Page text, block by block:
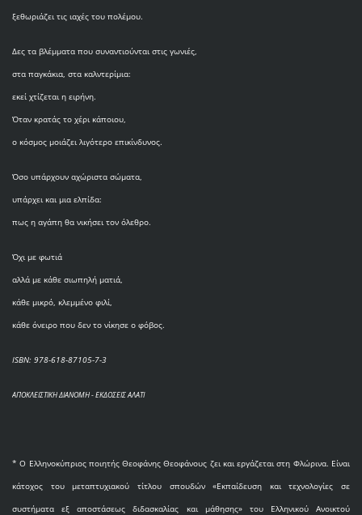
ξεθωριάζει τις ιαχές του πολέμου.
Δες τα βλέμματα που συναντιούνται στις γωνιές,
στα παγκάκια, στα καλντερίμια:
εκεί χτίζεται η ειρήνη.
Όταν κρατάς το χέρι κάποιου,
ο κόσμος μοιάζει λιγότερο επικίνδυνος.
Όσο υπάρχουν αχώριστα σώματα,
υπάρχει και μια ελπίδα:
πως η αγάπη θα νικήσει τον όλεθρο.
Όχι με φωτιά
αλλά με κάθε σιωπηλή ματιά,
κάθε μικρό, κλεμμένο φιλί,
κάθε όνειρο που δεν το νίκησε ο φόβος.
ISBN: 978-618-87105-7-3
ΑΠΟΚΛΕΙΣΤΙΚΗ ΔΙΑΝΟΜΗ - ΕΚΔΟΣΕΙΣ ΑΛΑΤΙ
* O Eλληνοκύπριος ποιητής Θεοφάνης Θεοφάνους ζει και εργάζεται στη Φλώρινα. Είναι
κάτοχος του μεταπτυχιακού τίτλου σπουδών «Εκπαίδευση και τεχνολογίες σε
συστήματα εξ αποστάσεως διδασκαλίας και μάθησης» του Ελληνικού Ανοικτού